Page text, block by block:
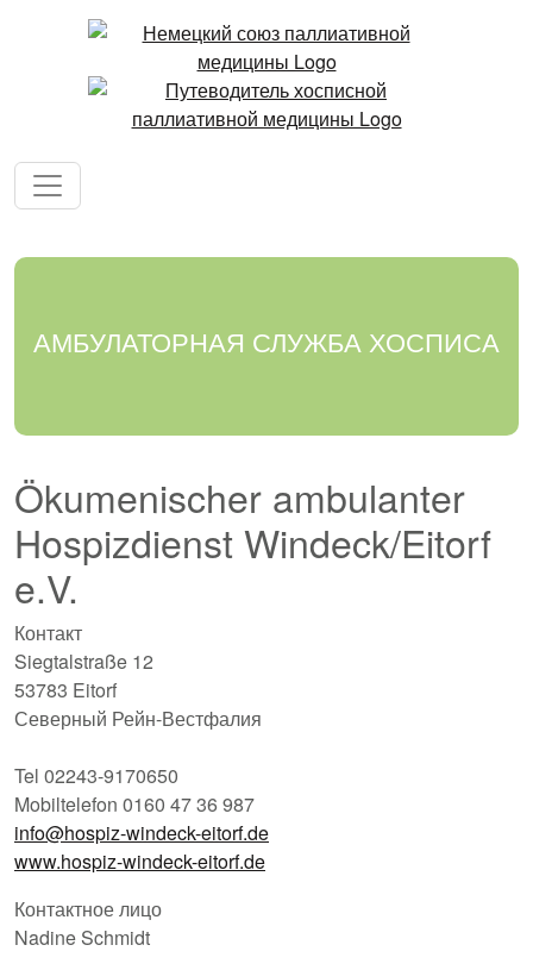
АМБУЛАТОРНАЯ СЛУЖБА ХОСПИСА
Ökumenischer ambulanter
Hospizdienst Windeck/Eitorf
e.V.
Контакт
Siegtalstraße 12
53783 Eitorf
Северный Рейн-Вестфалия
Tel 02243-9170650
Mobiltelefon 0160 47 36 987
info@hospiz-windeck-eitorf.de
www.hospiz-windeck-eitorf.de
Контактное лицо
Nadine Schmidt